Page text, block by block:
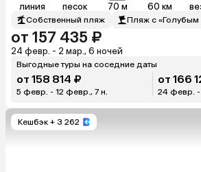
линия песок 70 м 60 км
Собственный пляж Пляж с
от 157 435 ₽
24 февр. - 2 мар., 6 ночей
Выгодные туры на соседние даты
от 158 814 ₽
5 февр. - 12 февр., 7 н.
от 166
24 февр. -
Кешбэк + 3 262